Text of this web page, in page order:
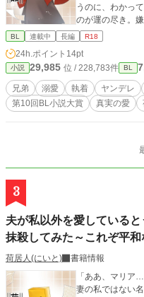
うのに、わかっ
のが運の尽き。
か。 ただ僕は兄を自分の力で笑顔にさせてみたかったのだと
たことは今まで
たくらい。それ
を出した怒り故なのだか
を思い出し、死
で、苦痛の表情
それを見て死ねること
同じ人生をやり
んでやると思っ
がつけば傍にい
は態度が違って
の？ ご都合主義なところもあります。BL大賞にも応募します
BL 連載中 長編 R18
24h.ポイント 14pt
小説 29,985 位 / 228,783件 BL
兄弟 溺愛 執着 ヤンデレ
第10回BL小説大賞
真実の愛
3
夫が私以外を愛している
抹殺してみた～これぞ平和
荷居人(にいと)
書籍情報
「ああ、マリア……！
妻の私ではない名前。 「なんて可愛いんだ！」